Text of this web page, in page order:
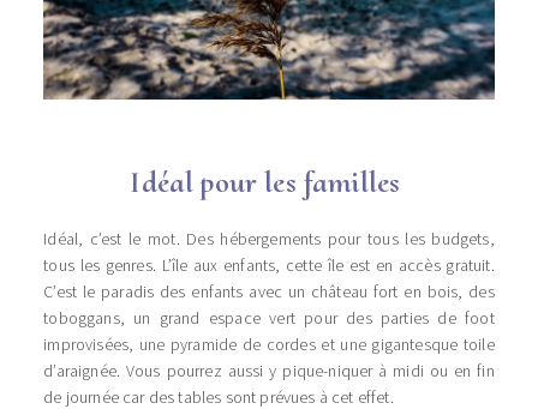
Idéal pour les familles
Idéal, c’est le mot. Des hébergements pour tous les budgets,
tous les genres. L’île aux enfants, cette île est en accès gratuit.
C’est le paradis des enfants avec un château fort en bois, des
toboggans, un grand espace vert pour des parties de foot
improvisées, une pyramide de cordes et une gigantesque toile
d’araignée. Vous pourrez aussi y pique-niquer à midi ou en fin
de journée car des tables sont prévues à cet effet.